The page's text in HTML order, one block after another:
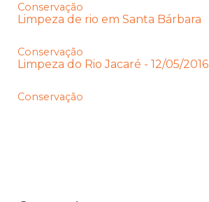
Conservação
Limpeza de rio em Santa Bárbara
Conservação
Limpeza do Rio Jacaré - 12/05/2016
Conservação